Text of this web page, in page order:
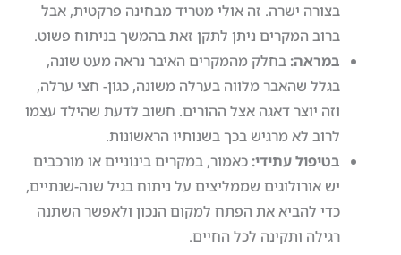
בצורה ישרה. זה אולי מטריד מבחינה פרקטית, אבל
ברוב המקרים ניתן לתקן זאת בהמשך בניתוח פשוט.
במראה: בחלק מהמקרים האיבר נראה מעט שונה,
בגלל שהאבר מלווה בערלה משונה, כגון- חצי ערלה,
וזה יוצר דאגה אצל ההורים. חשוב לדעת שהילד עצמו
לרוב לא מרגיש בכך בשנותיו הראשונות.
בטיפול עתידי: כאמור, במקרים בינוניים או מורכבים
יש אורולוגים שממליצים על ניתוח בגיל שנה-שנתיים,
כדי להביא את הפתח למקום הנכון ולאפשר השתנה
רגילה ותקינה לכל החיים.